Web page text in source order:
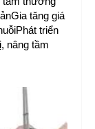
tăng giá
triển
nâng tầm